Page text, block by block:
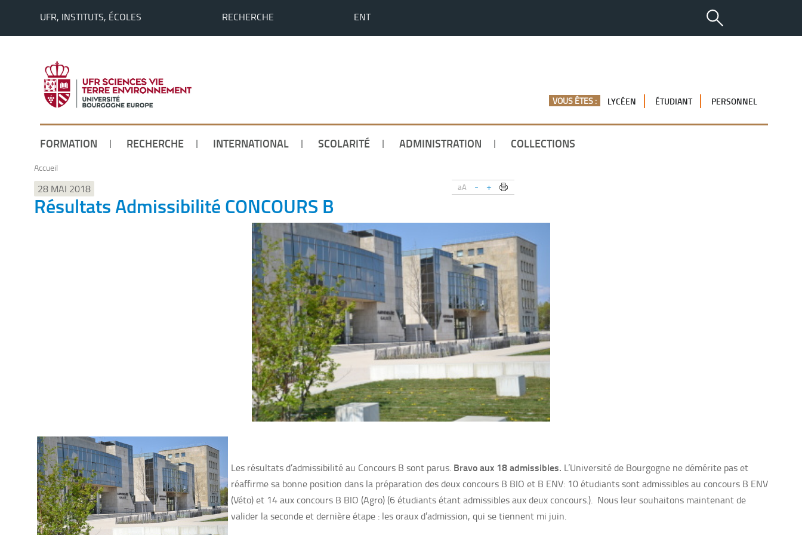
UFR, INSTITUTS, ÉCOLES RECHERCHE ENT
VOUS ÊTES : LYCÉEN ÉTUDIANT PERSONNEL
FORMATION RECHERCHE INTERNATIONAL SCOLARITÉ ADMINISTRATION COLLECTIONS
Accueil
aA - +
28 MAI 2018
Résultats Admissibilité CONCOURS B
Les résultats d’admissibilité au Concours B sont parus. Bravo aux 18 admissibles. L’Université de Bourgogne ne démérite pas et
réaffirme sa bonne position dans la préparation des deux concours B BIO et B ENV: 10 étudiants sont admissibles au concours B ENV
(Véto) et 14 aux concours B BIO (Agro) (6 étudiants étant admissibles aux deux concours.). Nous leur souhaitons maintenant de
valider la seconde et dernière étape : les oraux d’admission, qui se tiennent mi juin.